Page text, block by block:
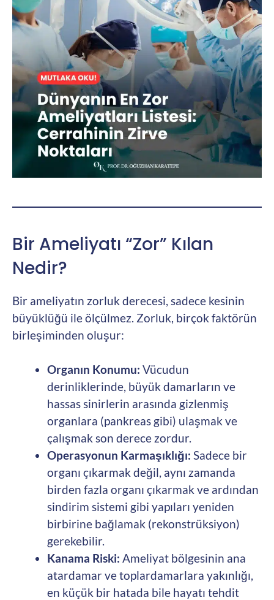
Bir Ameliyatı “Zor” Kılan
Nedir?
Bir ameliyatın zorluk derecesi, sadece kesinin
büyüklüğü ile ölçülmez. Zorluk, birçok faktörün
birleşiminden oluşur:
Organın Konumu: Vücudun
derinliklerinde, büyük damarların ve
hassas sinirlerin arasında gizlenmiş
organlara (pankreas gibi) ulaşmak ve
çalışmak son derece zordur.
Operasyonun Karmaşıklığı: Sadece bir
organı çıkarmak değil, aynı zamanda
birden fazla organı çıkarmak ve ardından
sindirim sistemi gibi yapıları yeniden
birbirine bağlamak (rekonstrüksiyon)
gerekebilir.
Kanama Riski: Ameliyat bölgesinin ana
atardamar ve toplardamarlara yakınlığı,
en küçük bir hatada bile hayatı tehdit